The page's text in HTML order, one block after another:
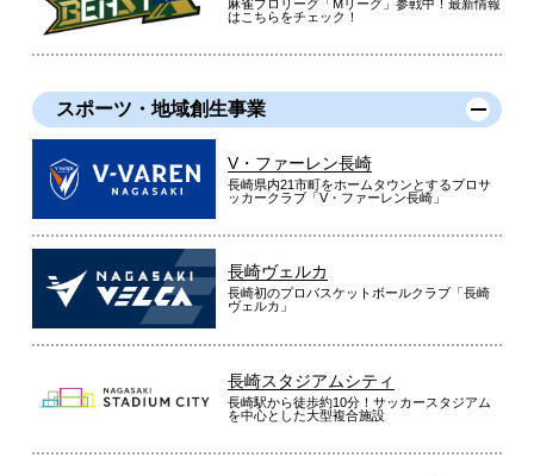
麻雀プロリーグ「Mリーグ」参戦中！最新情報
はこちらをチェック！
スポーツ・地域創生事業
V・ファーレン長崎
長崎県内21市町をホームタウンとするプロサ
ッカークラブ「V・ファーレン長崎」
長崎ヴェルカ
長崎初のプロバスケットボールクラブ「長崎
ヴェルカ」
長崎スタジアムシティ
長崎駅から徒歩約10分！サッカースタジアム
を中心とした大型複合施設